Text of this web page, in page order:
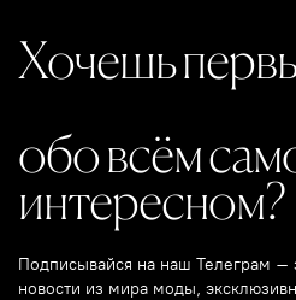
Хочешь
обо всём
интересном?
Подписывайся на наш Телеграм –
новости из мира моды,